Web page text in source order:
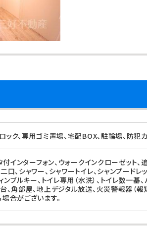
ック、専用ゴミ置場、宅配BOX、駐輪場、防犯
インターフォン、ウォークインクローゼット、
口、シャワー、シャワートイレ、シャンプード
ンブルキー、トイレ専用（水洗）、トイレ数一
、角部屋、地上デジタル放送、火災警報器（報
合がございます。